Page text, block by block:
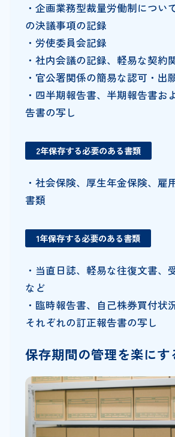
・企画業務型裁量労働制につい
の決議事項の記録
・労使委員会記録
・社内会議の記録、軽易な契約
・官公署関係の簡易な認可・出
・四半期報告書、半期報告書お
告書の写し
2年保存する必要のある書類
・社会保険、厚生年金保険、雇
書類
1年保存する必要のある書類
・当直日誌、軽易な往復文書、
など
・臨時報告書、自己株券買付状
それぞれの訂正報告書の写し
保存期間の管理を楽にす